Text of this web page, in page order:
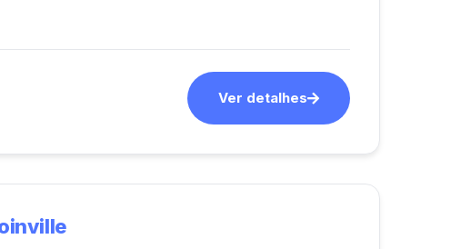
Ver detalhes